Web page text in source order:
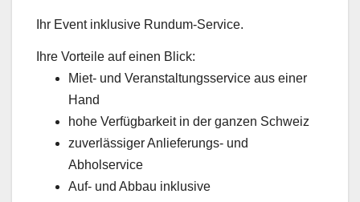
Ihr Event inklusive Rundum-Service.
Ihre Vorteile auf einen Blick:
Miet- und Veranstaltungsservice aus einer
Hand
hohe Verfügbarkeit in der ganzen Schweiz
zuverlässiger Anlieferungs- und
Abholservice
Auf- und Abbau inklusive